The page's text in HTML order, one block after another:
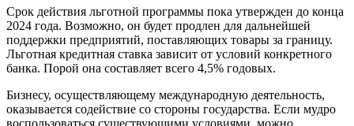
Срок действия льготной программы пока утвержден до конца
2024 года. Возможно, он будет продлен для дальнейшей
поддержки предприятий, поставляющих товары за границу.
Льготная кредитная ставка зависит от условий конкретного
банка. Порой она составляет всего 4,5% годовых.
Бизнесу, осуществляющему международную деятельность,
оказывается содействие со стороны государства. Если мудро
воспользоваться существующими условиями, можно